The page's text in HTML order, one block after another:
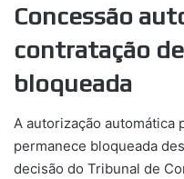
Concessão
contratação
bloqueada
A autorização automática
permanece bloqueada
decisão do Tribunal de